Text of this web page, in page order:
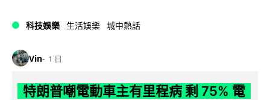
科技娛樂 生活娛樂 城中熱話
Vin 1 日
特朗普嘲電動車主有里程病 剩 75% 電